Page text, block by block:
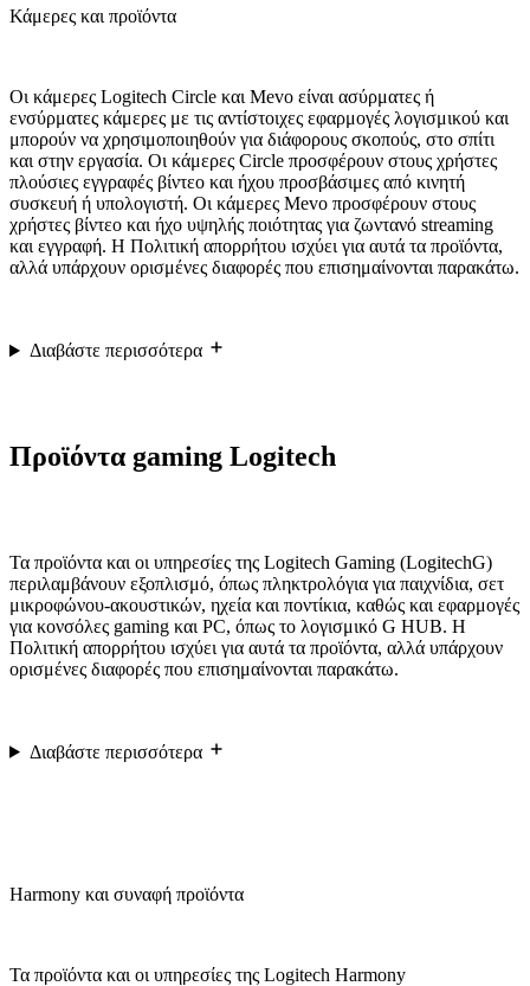
Κάμερες και προϊόντα
Οι κάμερες Logitech Circle και Mevo είναι ασύρματες ή
ενσύρματες κάμερες με τις αντίστοιχες εφαρμογές λογισμικού και
μπορούν να χρησιμοποιηθούν για διάφορους σκοπούς, στο σπίτι
και στην εργασία. Οι κάμερες Circle προσφέρουν στους χρήστες
πλούσιες εγγραφές βίντεο και ήχου προσβάσιμες από κινητή
συσκευή ή υπολογιστή. Οι κάμερες Mevo προσφέρουν στους
χρήστες βίντεο και ήχο υψηλής ποιότητας για ζωντανό streaming
και εγγραφή. Η Πολιτική απορρήτου ισχύει για αυτά τα προϊόντα,
αλλά υπάρχουν ορισμένες διαφορές που επισημαίνονται παρακάτω.
Διαβάστε περισσότερα
Προϊόντα gaming Logitech
Τα προϊόντα και οι υπηρεσίες της Logitech Gaming (LogitechG)
περιλαμβάνουν εξοπλισμό, όπως πληκτρολόγια για παιχνίδια, σετ
μικροφώνου-ακουστικών, ηχεία και ποντίκια, καθώς και εφαρμογές
για κονσόλες gaming και PC, όπως το λογισμικό G HUB. Η
Πολιτική απορρήτου ισχύει για αυτά τα προϊόντα, αλλά υπάρχουν
ορισμένες διαφορές που επισημαίνονται παρακάτω.
Διαβάστε περισσότερα
Harmony και συναφή προϊόντα
Τα προϊόντα και οι υπηρεσίες της Logitech Harmony